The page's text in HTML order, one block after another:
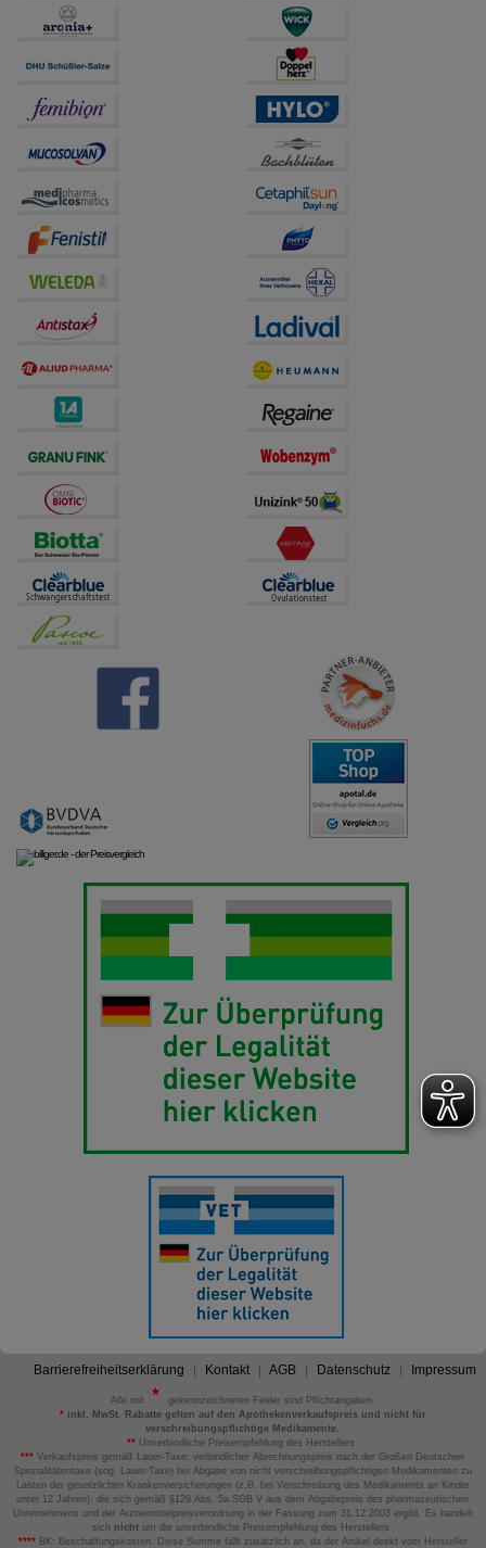
Barrierefreiheitserklärung Kontakt AGB Datenschutz Impressum
Alle mit
gekennzeichneten Felder sind Pflichtangaben.
*inkl. MwSt. Rabatte gelten auf den Apothekenverkaufspreis und nicht für
verschreibungspflichtige Medikamente.
** Unverbindliche Preisempfehlung des Herstellers.
*** Verkaufspreis gemäß Lauer-Taxe; verbindlicher Abrechnungspreis nach der Großen Deutschen
Spezialitätentaxe (sog. Lauer-Taxe) bei Abgabe von nicht verschreibungspflichtigen Medikamenten zu
Lasten der gesetzlichen Krankenversicherungen (z.B. bei Verschreibung des Medikaments an Kinder
unter 12 Jahren), die sich gemäß §129 Abs. 5a SGB V aus dem Abgabepreis des pharmazeutischen
Unternehmens und der Arzneimittelpreisverordnung in der Fassung zum 31.12.2003 ergibt. Es handelt
sich nicht um die unverbindliche Preisempfehlung des Herstellers.
****BK: Beschaffungskosten. Diese Summe fällt zusätzlich an, da der Artikel direkt vom Hersteller